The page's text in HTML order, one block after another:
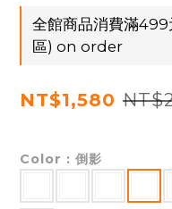
全館商品消費滿
區) on order
NT$1,580
Color : 倒影